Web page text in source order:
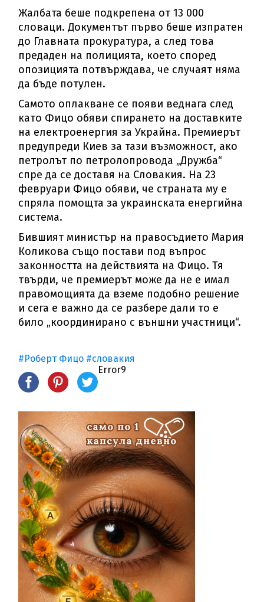
Жалбата беше подкрепена от 13 000
словаци. Документът първо беше изпратен
до Главната прокуратура, а след това
предаден на полицията, което според
опозицията потвърждава, че случаят няма
да бъде потулен.
Самото оплакване се появи веднага след
като Фицо обяви спирането на доставките
на електроенергия за Украйна. Премиерът
предупреди Киев за тази възможност, ако
петролът по петролопровода „Дружба“
спре да се доставя на Словакия. На 23
февруари Фицо обяви, че страната му е
спряла помощта за украинската енергийна
система.
Бившият министър на правосъдието Мария
Коликова също постави под въпрос
законността на действията на Фицо. Тя
твърди, че премиерът може да не е имал
правомощията да вземе подобно решение
и сега е важно да се разбере дали то е
било „координирано с външни участници“.
#Роберт Фицо #словакия
Error9